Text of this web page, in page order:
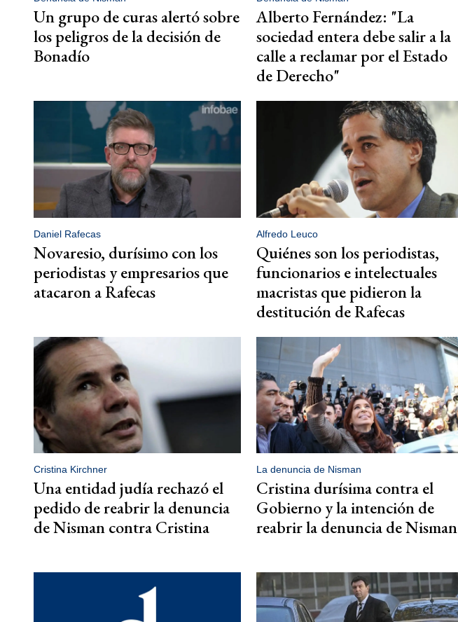
Un grupo de curas alertó sobre
los peligros de la decisión de
Bonadío
Alberto Fernández: "La
sociedad entera debe salir a la
calle a reclamar por el Estado
de Derecho"
Daniel Rafecas
Novaresio, durísimo con los
periodistas y empresarios que
atacaron a Rafecas
Alfredo Leuco
Quiénes son los periodistas,
funcionarios e intelectuales
macristas que pidieron la
destitución de Rafecas
Cristina Kirchner
Una entidad judía rechazó el
pedido de reabrir la denuncia
de Nisman contra Cristina
La denuncia de Nisman
Cristina durísima contra el
Gobierno y la intención de
reabrir la denuncia de Nisman